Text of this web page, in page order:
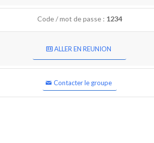
Code / mot de passe : 1234
ALLER EN REUNION
Contacter le groupe